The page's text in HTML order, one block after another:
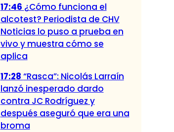
17:46 ¿Cómo funciona el
alcotest? Periodista de CHV
Noticias lo puso a prueba en
vivo y muestra cómo se
aplica
17:28 “Rasca”: Nicolás Larraín
lanzó inesperado dardo
contra JC Rodríguez y
después aseguró que era una
broma